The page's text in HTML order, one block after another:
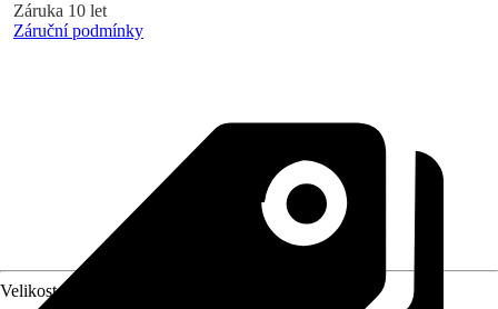
Záruka 10 let
Záruční podmínky
Velikost (šxv) v cm